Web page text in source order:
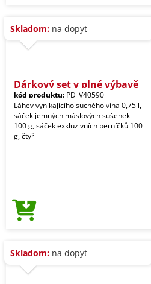
Skladom: na dopyt
Dárkový set v plné výbavě
kód produktu: PD_V40590
Láhev vynikajícího suchého vína 0,75 l,
sáček jemných máslových sušenek
100 g, sáček exkluzivních perníčků 100
g, čtyři
Skladom: na dopyt